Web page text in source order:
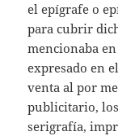
el epígrafe o
para cubrir
mencionaba
expresado en
venta al por
publicitario,
serigrafía,